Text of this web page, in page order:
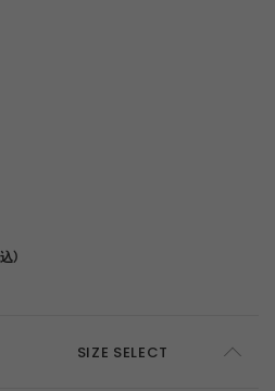
）
SIZE SELECT